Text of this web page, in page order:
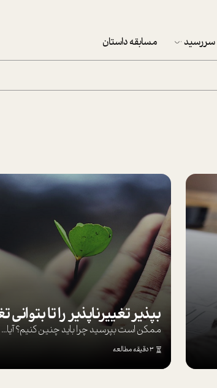
سررسید
تقویم دیواری
مسابقه داستان
ممکن است بپرسيد چرا بايد چنين کنيم؟ آيا...
3 دقیقه مطالعه